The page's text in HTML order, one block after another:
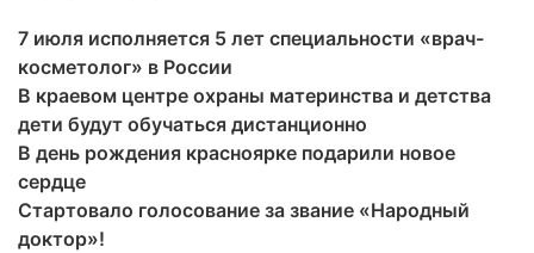
7 июля исполняется 5 лет специальности «врач-
косметолог» в России
В краевом центре охраны материнства и детства
дети будут обучаться дистанционно
В день рождения красноярке подарили новое
сердце
Стартовало голосование за звание «Народный
доктор»!